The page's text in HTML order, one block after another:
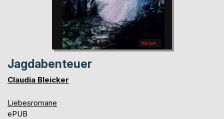
Jagdabenteuer
Claudia Bleicker
Liebesromane
ePUB